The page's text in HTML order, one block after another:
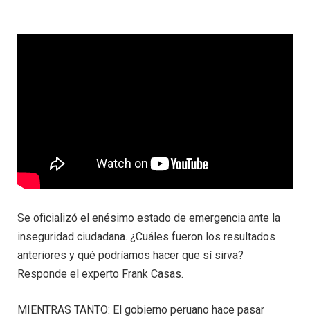
Se oficializó el enésimo estado de emergencia ante la
inseguridad ciudadana. ¿Cuáles fueron los resultados
anteriores y qué podríamos hacer que sí sirva?
Responde el experto Frank Casas.
MIENTRAS TANTO: El gobierno peruano hace pasar